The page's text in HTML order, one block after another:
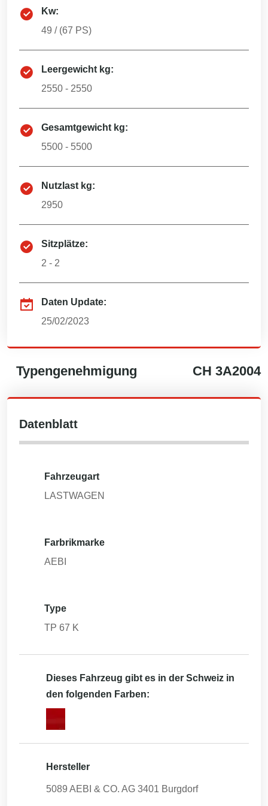
Kw:
49 / (67 PS)
Leergewicht kg:
2550 - 2550
Gesamtgewicht kg:
5500 - 5500
Nutzlast kg:
2950
Sitzplätze:
2 - 2
Daten Update:
25/02/2023
Typengenehmigung CH 3A2004
Datenblatt
Fahrzeugart
LASTWAGEN
Farbrikmarke
AEBI
Type
TP 67 K
Dieses Fahrzeug gibt es in der Schweiz in
den folgenden Farben:
Hersteller
5089 AEBI & CO. AG 3401 Burgdorf